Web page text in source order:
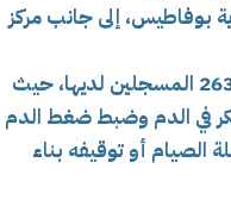
ومسجد السلام ببلدية بوفاطيس، إلى جانب مركز
مع دخول شهر رمضان، كثفت العيادة من وتيرة المتابعة الطبية للمرضى الـ 263 المسجلين لديها، حيث
في الدم وضبط ضغط الدم
أو توقيفه بناء